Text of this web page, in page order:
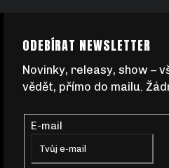
ODEBÍRAT NEWSLETTER
Novinky, releasy, show –
vědět, přímo do mailu.
E-mail